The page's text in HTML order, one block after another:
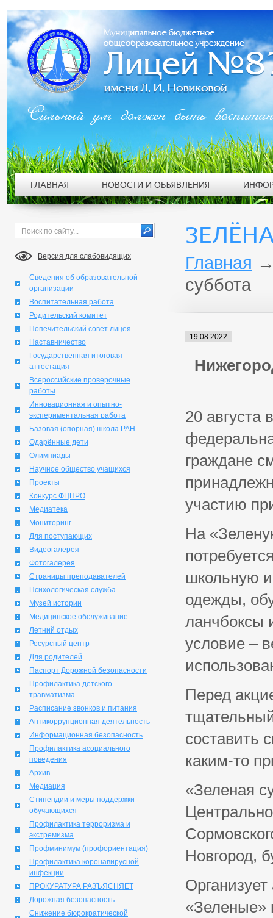
Версия для слабовидящих
Сведения об образовательной
организации
Воспитательная работа
Родительский комитет
Попечительский совет лицея
Наставничество
Государственная итоговая
аттестация
Всероссийские проверочные
работы
Инновационная и опытно-
экспериментальная работа
Базовая (опорная) школа РАН
Одарённые дети
Олимпиады
Научное общество учащихся
Проекты
Конкурс ФЦПРО
Медиатека
Мониторинг
Для поступающих
Видеогалерея
Фотогалерея
Страницы преподавателей
Психологическая служба
Музей истории
Медицинское обслуживание
Летний отдых
Ресурсный центр
Для родителей
Паспорт Дорожной безопасности
Профилактика детского
травматизма
Расписание звонков и питания
Антикоррупционная деятельность
Информационная безопасность
Профилактика асоциального
поведения
Архив
Медиация
Стипендии и меры поддержки
обучающихся
Профилактика терроризма и
экстремизма
Профминимум (профориентация)
Профилактика коронавирусной
инфекции
ПРОКУРАТУРА РАЗЪЯСНЯЕТ
Дорожная безопасность
Снижение бюрократической
Главная
суббота
19.08.2022
20 августа
граждане
участию
На
школьную
одежды,
ланчбоксы
условие –
Перед
составить
каким-то
«Зеленая
Новгород,
«Зеленые»
Сильный ум должен быть
ГЛАВНАЯ НОВОСТИ И ОБЪЯВЛЕНИЯ